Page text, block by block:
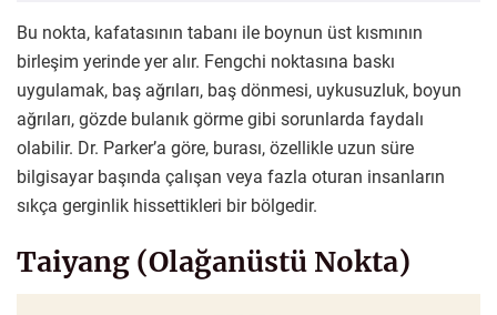
Bu nokta, kafatasının tabanı ile boynun üst kısmının
birleşim yerinde yer alır. Fengchi noktasına baskı
uygulamak, baş ağrıları, baş dönmesi, uykusuzluk, boyun
ağrıları, gözde bulanık görme gibi sorunlarda faydalı
olabilir. Dr. Parker’a göre, burası, özellikle uzun süre
bilgisayar başında çalışan veya fazla oturan insanların
sıkça gerginlik hissettikleri bir bölgedir.
Taiyang (Olağanüstü Nokta)